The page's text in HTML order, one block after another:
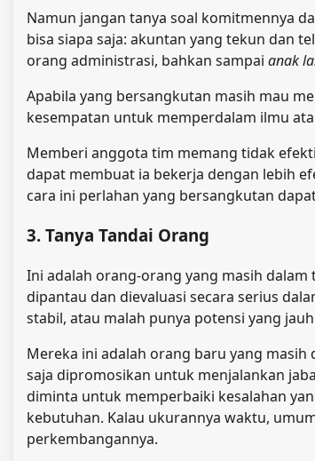
Namun jangan tanya soal komitmennya
bisa siapa saja: akuntan yang tekun dan
orang administrasi, bahkan sampai anak
Apabila yang bersangkutan masih mau
kesempatan untuk memperdalam ilmu
Memberi anggota tim memang tidak
dapat membuat ia bekerja dengan lebih
cara ini perlahan yang bersangkutan
3. Tanya Tandai Orang
Ini adalah orang-orang yang masih
dipantau dan dievaluasi secara serius
stabil, atau malah punya potensi yang
Mereka ini adalah orang baru yang
saja dipromosikan untuk menjalankan
diminta untuk memperbaiki kesalahan
kebutuhan. Kalau ukurannya waktu,
perkembangannya.